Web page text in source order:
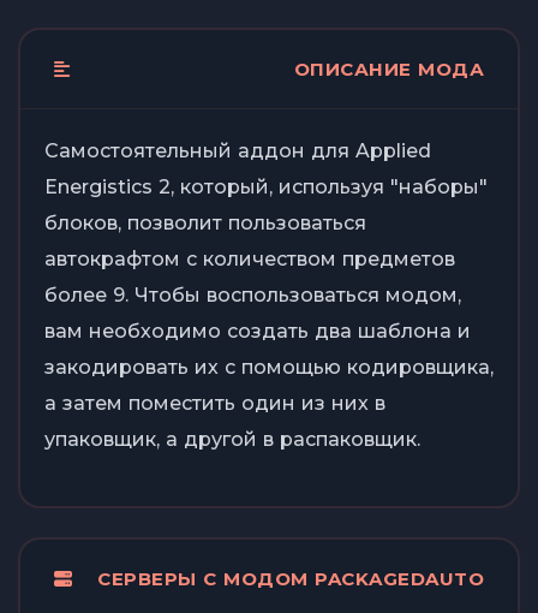
ОПИСАНИЕ МОДА
Самостоятельный аддон для Applied
Energistics 2, который, используя "наборы"
блоков, позволит пользоваться
автокрафтом с количеством предметов
более 9. Чтобы воспользоваться модом,
вам необходимо создать два шаблона и
закодировать их с помощью кодировщика,
а затем поместить один из них в
упаковщик, а другой в распаковщик.
СЕРВЕРЫ С МОДОМ PACKAGEDAUTO